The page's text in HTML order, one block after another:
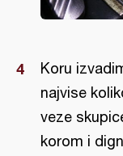
Koru
najvise
veze
korom i